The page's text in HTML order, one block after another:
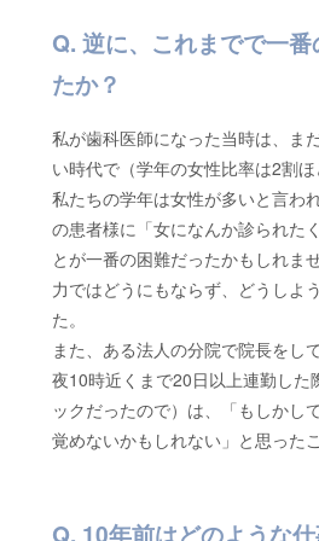
逆に、これまでで一
たか？
私が歯科医師になった当時は、ま
い時代で（学年の女性比率は2割
私たちの学年は女性が多いと言わ
の患者様に「女になんか診られた
とが一番の困難だったかもしれま
力ではどうにもならず、どうしよ
た。
また、ある法人の分院で院長をし
夜10時近くまで20日以上連勤した
ックだったので）は、「もしかし
覚めないかもしれない」と思った
10年前はどのような